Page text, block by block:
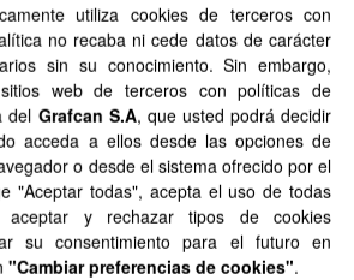
utiliza cookies de terceros con
no recaba ni cede datos de carácter
sin su conocimiento. Sin embargo,
web de terceros con políticas de
del Grafcan S.A, que usted podrá decidir
acceda a ellos desde las opciones de
o desde el sistema ofrecido por el
"Aceptar todas", acepta el uso de todas
aceptar y rechazar tipos de cookies
su consentimiento para el futuro en
"Cambiar preferencias de cookies".